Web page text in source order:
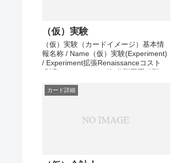
（仮）実験
（仮）実験（カードイメージ）基本情
報名称 / Name（仮）実験(Experiment)
/ Experiment拡張Renaissanceコスト
(財宝)3コスト (その他)分類王国種類ア
カード詳細